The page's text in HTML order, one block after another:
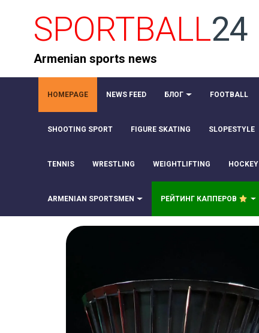
SPORTBALL24
Armenian sports news
HOMEPAGE NEWS FEED БЛОГ FOOTBALL
SHOOTING SPORT FIGURE SKATING SLOPESTYLE
TENNIS WRESTLING WEIGHTLIFTING HOCKEY
ARMENIAN SPORTSMEN РЕЙТИНГ КАППЕРОВ